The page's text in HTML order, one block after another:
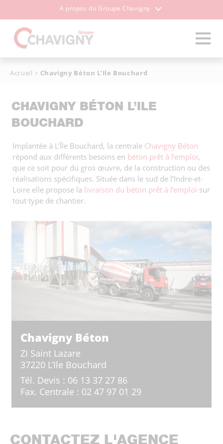
A propos du Groupe Chavigny
Accueil > Chavigny Béton L’Ile Bouchard
CHAVIGNY BÉTON L’ILE
BOUCHARD
Implantée à L’Île Bouchard, la centrale Chavigny Béton
répond aux différents besoins en béton prêt à l’emploi,
que ce soit pour du gros œuvre, de la construction ou des
réalisations spécifiques. Située dans le sud de l’Indre-et-
Loire elle propose la livraison du béton prêt à l’emploi sur
tout type de chantier.
Chavigny Béton
ZI Saint Lazare
37220 L’Ile Bouchard
Tél. Devis : 06 13 37 27 86
Fax. Centrale : 02 47 97 01 29